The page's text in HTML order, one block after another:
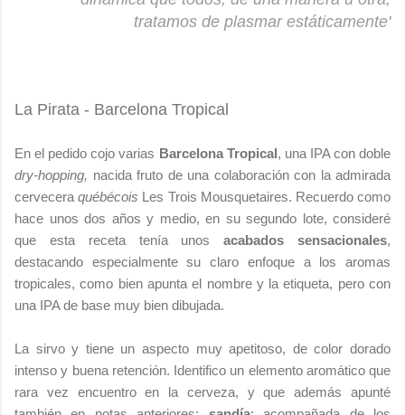
tratamos de plasmar estáticamente'
La Pirata - Barcelona Tropical
En el pedido cojo varias Barcelona Tropical, una IPA con doble
dry-hopping, nacida fruto de una colaboración con la admirada
cerveceraquébécois Les Trois Mousquetaires. Recuerdo como
hace unos dos años y medio, en su segundo lote, consideré
que esta receta tenía unosacabados sensacionales,
destacando especialmente su claro enfoque a los aromas
tropicales, como bien apunta el nombre y la etiqueta, pero con
una IPA de base muy bien dibujada.
La sirvo y tiene un aspecto muy apetitoso, de color dorado
intenso y buena retención. Identifico un elemento aromático que
rara vez encuentro en la cerveza, y que además apunté